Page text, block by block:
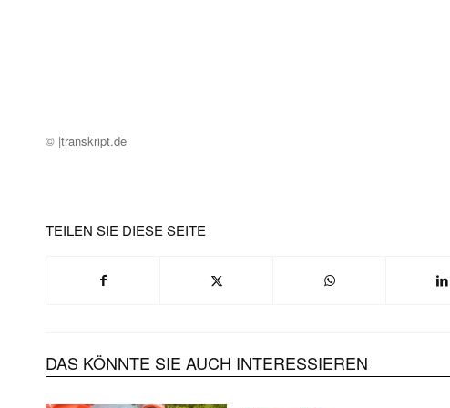
© |transkript.de
TEILEN SIE DIESE SEITE
DAS KÖNNTE SIE AUCH INTERESSIEREN